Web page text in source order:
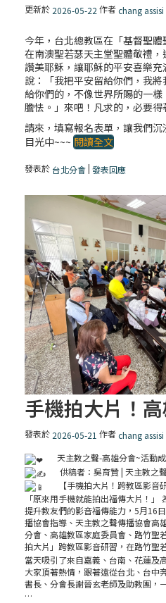
更新於 2026-05-22 作者chang assisi
今年，台北總教區在「基督聖
在南澳聖若瑟天主堂聖體敬禮，
讚美耶穌，讓耶穌的平安喜樂
說：「我把平安留給你們，我
給你們的，不像世界所賜的一
膽怯。」來吧！凡求的，必要得
請來，填寫報名表單，讓我們
目光中~~~閱讀全文
發表於 台北分會|發表回應
發表於 2026-05-21 作者chang assisi
天主教之聲-高雄分會~活動
供稿者：吳育贊 | 天主教之
【手機拍大片！跨教區影音
「原來用手機就能拍出福傳大片！
提升教友們的影音福傳能力，5月16
播協會指導、天主教之聲傳播協會高
分會、高雄教區家庭委員會、路竹聖
拍大片」跨教區影音研習，在路竹聖
當天吸引了來自嘉義、台南、花蓮及
大家頂著熱情，跟著遠從台北、台中
書長、分會長謝晉玄老師及助教團，
…